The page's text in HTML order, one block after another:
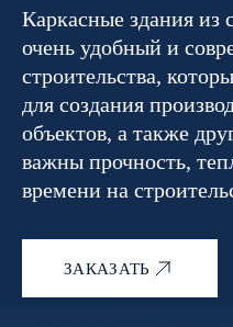
Каркасные здания из
очень удобный и
строительства,
для создания
объектов, а также
важны прочность,
времени на
ЗАКАЗАТЬ